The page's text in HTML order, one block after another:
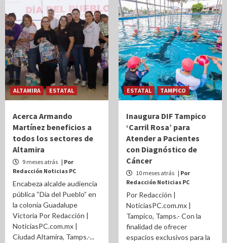
ALTAMIRA ESTATAL
Acerca Armando
Martínez beneficios a
todos los sectores de
Altamira
9 meses atrás | Por
Redacción Noticias PC
Encabeza alcalde audiencia
pública “Día del Pueblo” en
la colonia Guadalupe
Victoria Por Redacción |
NoticiasPC.com.mx |
Ciudad Altamira, Tamps.-...
ESTATAL TAMPICO
Inaugura DIF Tampico
‘Carril Rosa’ para
Atender a Pacientes
con Diagnóstico de
Cáncer
10 meses atrás | Por
Redacción Noticias PC
Por Redacción |
NoticiasPC.com.mx |
Tampico, Tamps.- Con la
finalidad de ofrecer
espacios exclusivos para la